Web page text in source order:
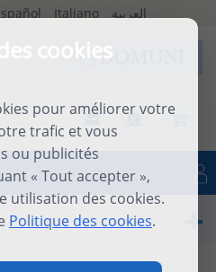
cookies
pour améliorer votre
trafic et vous
ou publicités
« Tout accepter »,
utilisation des cookies.
Politique des cookies.
Italiano العربية
Se connecter